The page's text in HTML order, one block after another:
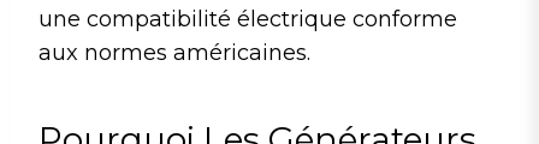
une compatibilité électrique conforme
aux normes américaines.